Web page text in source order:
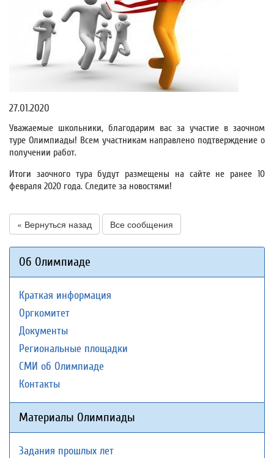
27.01.2020
Уважаемые школьники, благодарим вас за участие в заочном
туре Олимпиады! Всем участникам направлено подтверждение о
получении работ.
Итоги заочного тура будут размещены на сайте не ранее 10
февраля 2020 года. Следите за новостями!
« Вернуться назад Все сообщения
Об Олимпиаде
Краткая информация
Оргкомитет
Документы
Региональные площадки
СМИ об Олимпиаде
Контакты
Материалы Олимпиады
Задания прошлых лет